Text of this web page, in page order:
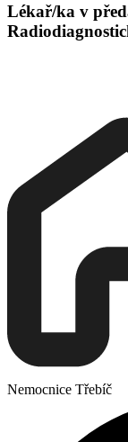
Lékař/ka v
Nemocnice Třebíč